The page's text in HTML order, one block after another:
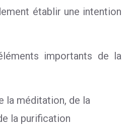
établir une intention
importants de la
la méditation, de la
la purification